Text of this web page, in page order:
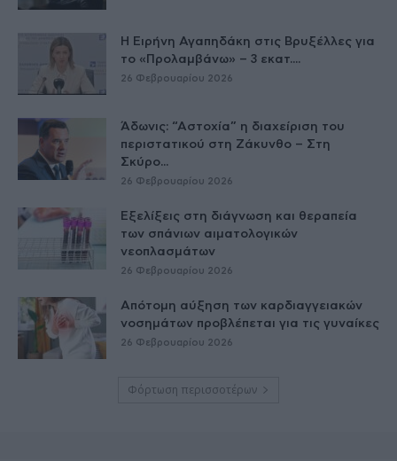
Η Ειρήνη Αγαπηδάκη στις Βρυξέλλες για
το «Προλαμβάνω» – 3 εκατ....
26 Φεβρουαρίου 2026
Άδωνις: “Αστοχία” η διαχείριση του
περιστατικού στη Ζάκυνθο – Στη
Σκύρο...
26 Φεβρουαρίου 2026
Εξελίξεις στη διάγνωση και θεραπεία
των σπάνιων αιματολογικών
νεοπλασμάτων
26 Φεβρουαρίου 2026
Απότομη αύξηση των καρδιαγγειακών
νοσημάτων προβλέπεται για τις γυναίκες
26 Φεβρουαρίου 2026
Φόρτωση περισσοτέρων